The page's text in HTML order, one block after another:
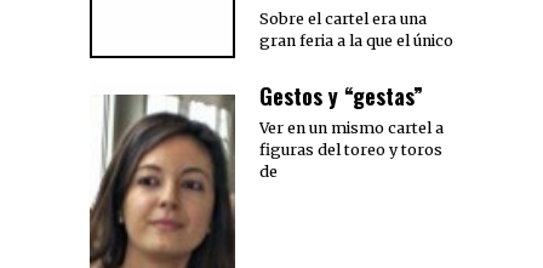
Sobre el cartel era una
gran feria a la que el único
Gestos y “gestas”
Ver en un mismo cartel a
figuras del toreo y toros
de